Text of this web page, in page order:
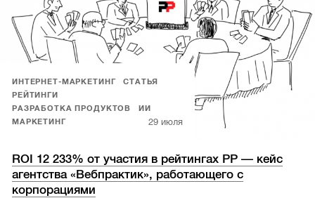
ИНТЕРНЕТ-МАРКЕТИНГ
СТАТЬЯ
РЕЙТИНГИ
РАЗРАБОТКА ПРОДУКТОВ
ИИ
МАРКЕТИНГ
29 июля
ROI 12 233% от участия в рейтингах РР — кейс
агентства «Вебпрактик», работающего с
корпорациями